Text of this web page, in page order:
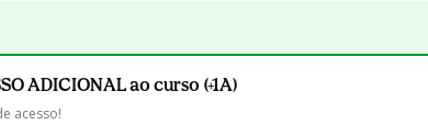
ADICIONAL ao curso (+1A)
acesso!